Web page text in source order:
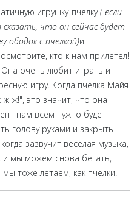
игрушку-пчелку( если
что он сейчас будет
ободок с пчелкой)и
кто к нам прилетел!
очень любит играть и
игру. Когда пчелка Майя
ж!", это значит, что она
нам всем нужно будет
голову руками и закрыть
зазвучит веселая музыка,
и мы можем снова бегать,
тоже летаем, как пчелки!"